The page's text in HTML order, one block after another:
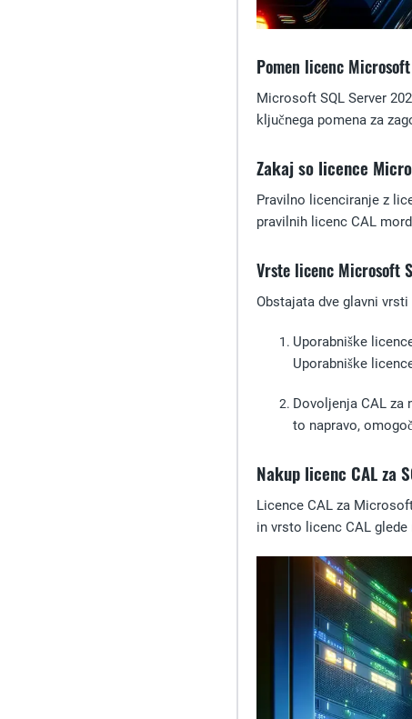
Pomen licenc
Microsoft SQL Server
ključnega pomena za
Zakaj so licence
Pravilno licenciranje z
pravilnih licenc CAL
Vrste licenc Microsoft
Obstajata dve glavni
Uporabniške
Uporabniške
Dovoljenja CAL za
to napravo,
Nakup licenc CAL za
Licence CAL za
in vrsto licenc CAL glede